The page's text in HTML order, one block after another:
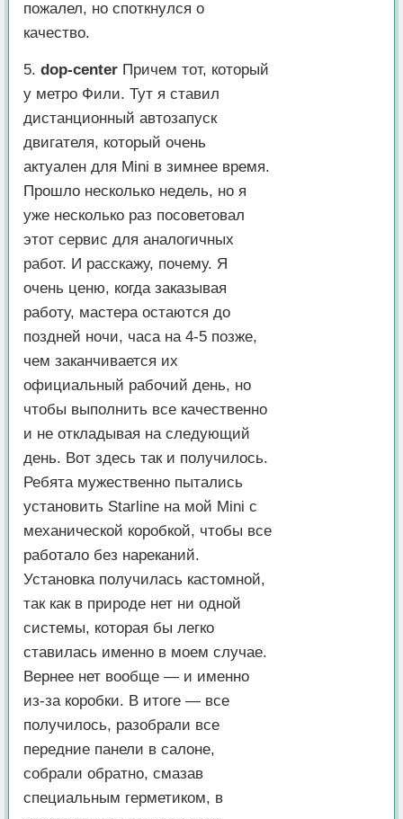
пожалел, но споткнулся о
качество.
5. dop-center Причем тот, который
у метро Фили. Тут я ставил
дистанционный автозапуск
двигателя, который очень
актуален для Mini в зимнее время.
Прошло несколько недель, но я
уже несколько раз посоветовал
этот сервис для аналогичных
работ. И расскажу, почему. Я
очень ценю, когда заказывая
работу, мастера остаются до
поздней ночи, часа на 4-5 позже,
чем заканчивается их
официальный рабочий день, но
чтобы выполнить все качественно
и не откладывая на следующий
день. Вот здесь так и получилось.
Ребята мужественно пытались
установить Starline на мой Mini с
механической коробкой, чтобы все
работало без нареканий.
Установка получилась кастомной,
так как в природе нет ни одной
системы, которая бы легко
ставилась именно в моем случае.
Вернее нет вообще — и именно
из-за коробки. В итоге — все
получилось, разобрали все
передние панели в салоне,
собрали обратно, смазав
специальным герметиком, в